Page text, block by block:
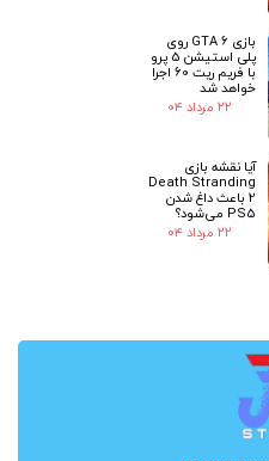
بازی GTA 6 روی
پلی استیشن 5 پرو
با فریم ریت 60 اجرا
خواهد شد
۲۲ مرداد ۰۴
آیا نقشه بازی
Death Stranding
2 باعث داغ شدن
PS5 می‌شود؟
۲۲ مرداد ۰۴